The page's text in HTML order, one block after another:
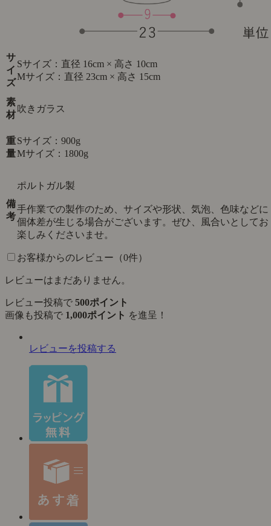
サ
イ
ズ
Sサイズ：直径 16cm × 高さ 10cm
Mサイズ：直径 23cm × 高さ 15cm
素
材
吹きガラス
重
量
Sサイズ：900g
Mサイズ：1800g
備
考
ポルトガル製
手作業での製作のため、サイズや形状、気泡、色味などに
個体差が生じる場合がございます。ぜひ、風合いとしてお
楽しみくださいませ。
お客様からのレビュー（0件）
レビューはまだありません。
レビュー投稿で 500ポイント
画像も投稿で 1,000ポイント を進呈！
レビューを投稿する